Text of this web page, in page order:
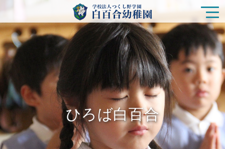
園の特色
白百合幼稚園の生活
ひろば白百合
入園をご検討の方
未就園児クラス
ひろば白百合